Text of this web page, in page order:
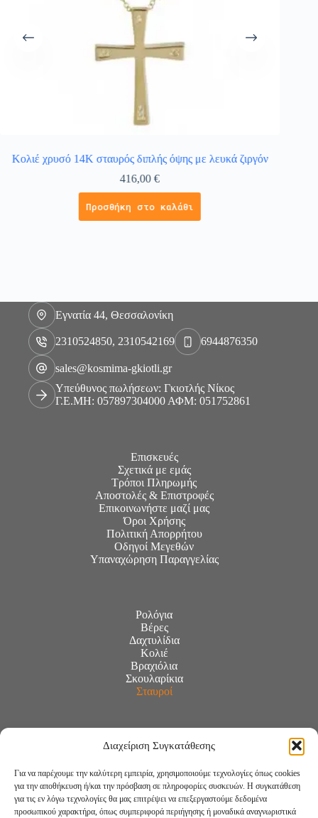
Διαχείριση Συγκατάθεσης
Για να παρέχουμε την καλύτερη εμπειρία, χρησιμοποιούμε τεχνολογίες όπως cookies
για την αποθήκευση ή/και την πρόσβαση σε πληροφορίες συσκευών. Η συγκατάθεση
για τις εν λόγω τεχνολογίες θα μας επιτρέψει να επεξεργαστούμε δεδομένα
προσωπικού χαρακτήρα, όπως συμπεριφορά περιήγησης ή μοναδικά αναγνωριστικά
Κολιέ χρυσό 14Κ σταυρός διπλής όψης με λευκά ζιργόν
416,00€
Προσθήκη στο καλάθι
Εγνατία 44, Θεσσαλονίκη
2310524850, 2310542169 6944876350
sales@kosmima-gkiotli.gr
Υπεύθυνος πωλήσεων: Γκιοτλής Νίκος
Γ.Ε.ΜΗ: 057897304000 ΑΦΜ: 051752861
Επισκευές
Σχετικά με εμάς
Τρόποι Πληρωμής
Αποστολές & Επιστροφές
Επικοινωνήστε μαζί μας
Όροι Χρήσης
Πολιτική Απορρήτου
Οδηγοί Μεγεθών
Υπαναχώρηση Παραγγελίας
Ρολόγια
Βέρες
Δαχτυλίδια
Κολιέ
Βραχιόλια
Σκουλαρίκια
Σταυροί